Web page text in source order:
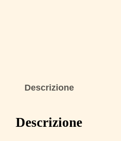
Descrizione
Descrizione